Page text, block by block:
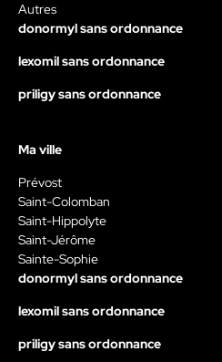
Autres
donormyl sans ordonnance
lexomil sans ordonnance
priligy sans ordonnance
Ma ville
Prévost
Saint-Colomban
Saint-Hippolyte
Saint-Jérôme
Sainte-Sophie
donormyl sans ordonnance
lexomil sans ordonnance
priligy sans ordonnance